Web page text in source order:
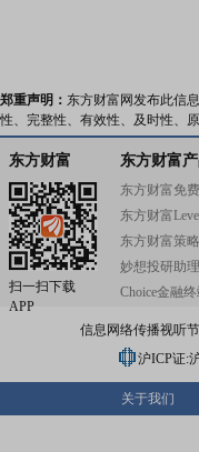
致病
高新技
动物营
障能力
的研发
面发挥
国家和
业绿色
和畜禽
工程技
威科研
护动物
赋予的
境安全
国计民
级的
郑重声明： 东方财富网发布此信
性、完整性、有效性、及时性、
东方财富
扫一扫下载
APP
东方财富
东方财富免
东方财富
东方财富策
妙想投研助理
Choice金融终
信息网络传播视听
沪ICP证:
关于我们